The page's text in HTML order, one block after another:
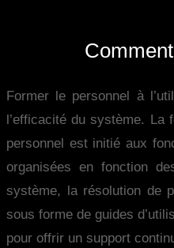
Former le personnel à
l’efficacité du système. La
personnel est initié aux
organisées en fonction
système, la résolution de
sous forme de guides
pour offrir un support